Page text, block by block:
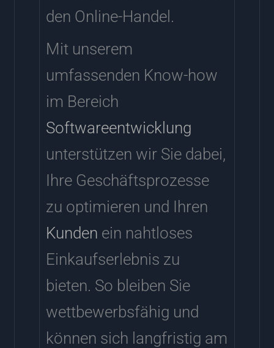
den Online-Handel.
Mit unserem
umfassenden Know-how
im Bereich
Softwareentwicklung
unterstützen wir Sie dabei,
Ihre Geschäftsprozesse
zu optimieren und Ihren
Kunden ein nahtloses
Einkaufserlebnis zu
bieten. So bleiben Sie
wettbewerbsfähig und
können sich langfristig am